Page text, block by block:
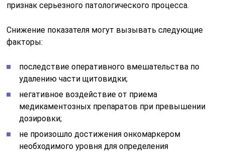
признак серьезного патологического процесса.
Снижение показателя могут вызывать следующие
факторы:
последствие оперативного вмешательства по
удалению части щитовидки;
негативное воздействие от приема
медикаментозных препаратов при превышении
дозировки;
не произошло достижения онкомаркером
необходимого уровня для определения